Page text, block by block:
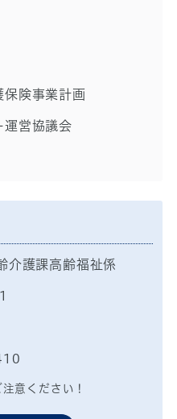
保険事業計画
運営協議会
介護課高齢福祉係
意ください！